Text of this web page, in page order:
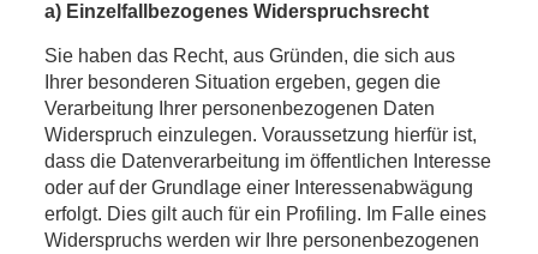
a) Einzelfallbezogenes Widerspruchsrecht
Sie haben das Recht, aus Gründen, die sich aus
Ihrer besonderen Situation ergeben, gegen die
Verarbeitung Ihrer personenbezogenen Daten
Widerspruch einzulegen. Voraussetzung hierfür ist,
dass die Datenverarbeitung im öffentlichen Interesse
oder auf der Grundlage einer Interessenabwägung
erfolgt. Dies gilt auch für ein Profiling. Im Falle eines
Widerspruchs werden wir Ihre personenbezogenen